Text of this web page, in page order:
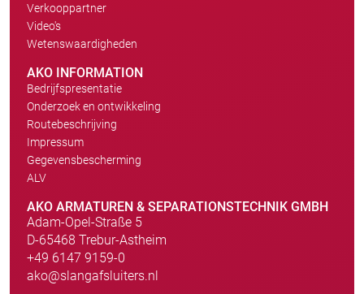
Verkooppartner
Video's
Wetenswaardigheden
AKO INFORMATION
Bedrijfspresentatie
Onderzoek en ontwikkeling
Routebeschrijving
Impressum
Gegevensbescherming
ALV
AKO ARMATUREN & SEPARATIONSTECHNIK GMBH
Adam-Opel-Straße 5
D-65468 Trebur-Astheim
+49 6147 9159-0
ako@slangafsluiters.nl